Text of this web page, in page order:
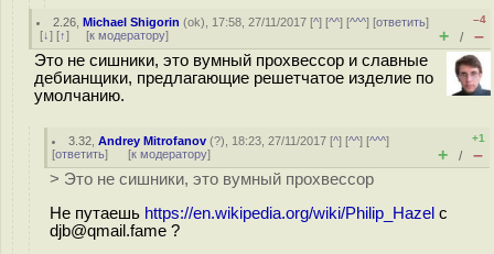
2.26 ,Michael Shigorin (ok), 17:58, 27/11/2017 [^] [^^] [^^^] [ответить]
[↓] [↑] [к модератору]
–4
+ / –
Это не сишники, это вумный прохвессор и славные
дебианщики, предлагающие решетчатое изделие по
умолчанию.
3.32 ,Andrey Mitrofanov (?), 18:23, 27/11/2017 [^] [^^] [^^^]
[ответить] [к модератору]
+1
+ / –
> Это не сишники, это вумный прохвессор
Не путаешь https://en.wikipedia.org/wiki/Philip_Hazel с
djb@qmail.fame ?